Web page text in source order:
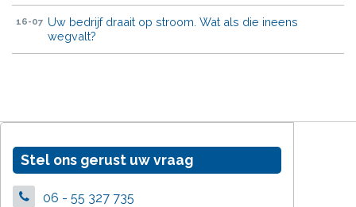
16-07 Uw bedrijf draait op stroom. Wat als die ineens
wegvalt?
Stel ons gerust uw vraag
06 - 55 327 735